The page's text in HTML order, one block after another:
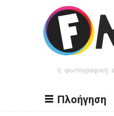
Παράκαμψη προς το κυρίως
Πλοήγηση